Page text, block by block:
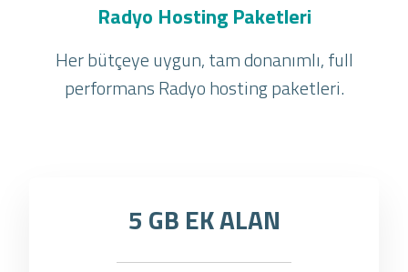
Radyo Hosting Paketleri
Her bütçeye uygun, tam donanımlı, full
performans Radyo hosting paketleri.
5 GB EK ALAN